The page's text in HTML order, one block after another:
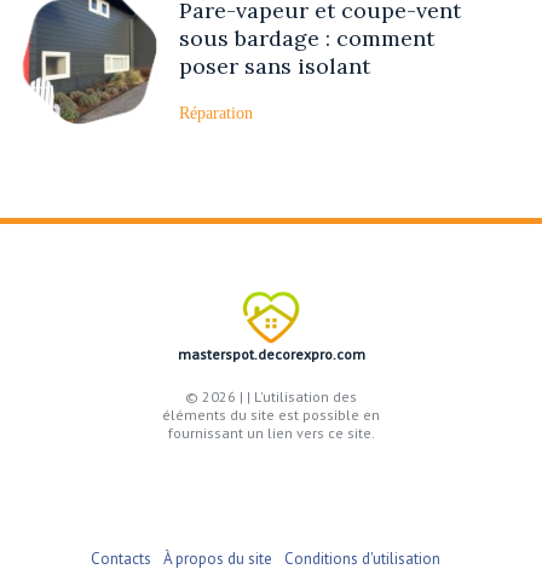
Pare-vapeur et coupe-vent
sous bardage : comment
poser sans isolant
Réparation
masterspot.decorexpro.com
© 2026 | | L'utilisation des
éléments du site est possible en
fournissant un lien vers ce site.
Contacts À propos du site Conditions d'utilisation